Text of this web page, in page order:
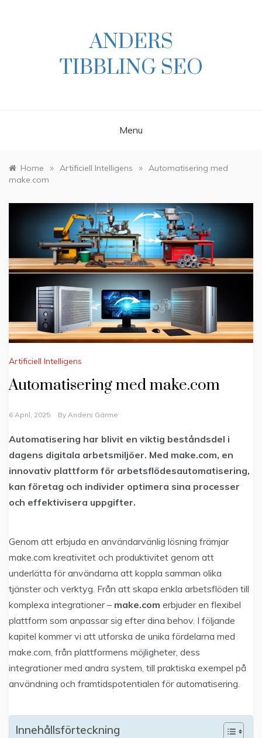
ANDERS
TIBBLING SEO
Menu
Home » Artificiell Intelligens » Automatisering med
make.com
Artificiell Intelligens
Automatisering med make.com
6 April, 2025 By Anders Gärme
Automatisering har blivit en viktig beståndsdel i
dagens digitala arbetsmiljöer. Med make.com, en
innovativ plattform för arbetsflödesautomatisering,
kan företag och individer optimera sina processer
och effektivisera uppgifter.
Genom att erbjuda en användarvänlig lösning främjar
make.com kreativitet och produktivitet genom att
underlätta för användarna att koppla samman olika
tjänster och verktyg. Från att skapa enkla arbetsflöden till
komplexa integrationer – make.com erbjuder en flexibel
plattform som anpassar sig efter dina behov. I följande
kapitel kommer vi att utforska de unika fördelarna med
make.com, från plattformens möjligheter, dess
integrationer med andra system, till praktiska exempel på
användning och framtidspotentialen för automatisering.
Innehållsförteckning